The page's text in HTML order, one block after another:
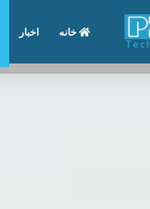
خانه اخبار